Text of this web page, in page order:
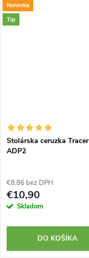
Novinka
Tip
Stolárska ceruzka Tracer
ADP2
€8,86 bez DPH
€10,90
Skladom
DO KOŠÍKA